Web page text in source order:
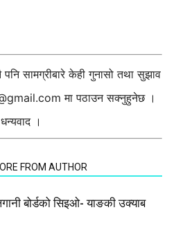
सामग्रीबारे केही गुनासो तथा सुझाव
मा पठाउन सक्नुहुनेछ ।
धन्यवाद ।
FROM AUTHOR
बोर्डको सिइओ- याङकी उक्याब